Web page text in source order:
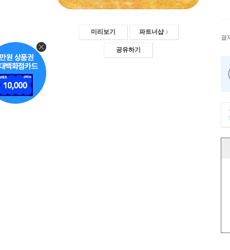
미리보기 파트너샵
공유하기
결